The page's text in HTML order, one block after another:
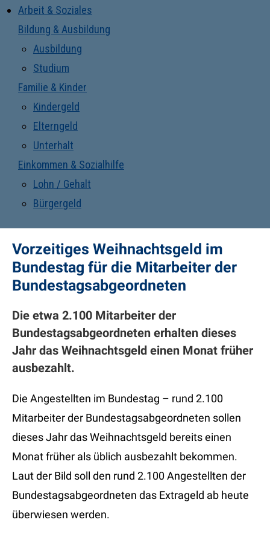
Arbeit & Soziales
Bildung & Ausbildung
Ausbildung
Studium
Familie & Kinder
Kindergeld
Elterngeld
Unterhalt
Einkommen & Sozialhilfe
Lohn / Gehalt
Bürgergeld
Vorzeitiges Weihnachtsgeld im
Bundestag für die Mitarbeiter der
Bundestagsabgeordneten
Die etwa 2.100 Mitarbeiter der
Bundestagsabgeordneten erhalten dieses
Jahr das Weihnachtsgeld einen Monat früher
ausbezahlt.
Die Angestellten im Bundestag – rund 2.100
Mitarbeiter der Bundestagsabgeordneten sollen
dieses Jahr das Weihnachtsgeld bereits einen
Monat früher als üblich ausbezahlt bekommen.
Laut der Bild soll den rund 2.100 Angestellten der
Bundestagsabgeordneten das Extrageld ab heute
überwiesen werden.